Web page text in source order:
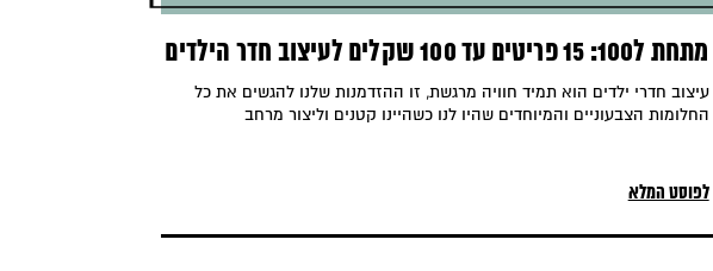
מתחת ל100: 15 פריטים עד 100 שקלים לעיצוב חדר הילדים
עיצוב חדרי ילדים הוא תמיד חוויה מרגשת, זו ההזדמנות שלנו להגשים את כל
החלומות הצבעוניים והמיוחדים שהיו לנו כשהיינו קטנים וליצור מרחב
לפוסט המלא